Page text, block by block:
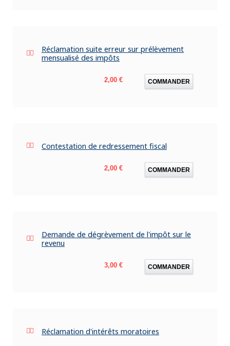
Réclamation suite erreur sur prélèvement
mensualisé des impôts
Prix
2,00 € COMMANDER
Contestation de redressement fiscal
Prix
2,00 € COMMANDER
Demande de dégrèvement de l'impôt sur le
revenu
Prix
3,00 € COMMANDER
Réclamation d'intérêts moratoires